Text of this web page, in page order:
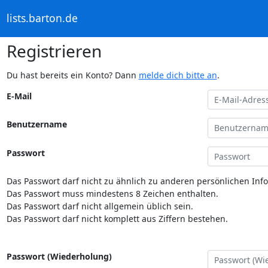
lists.barton.de
Registrieren
Du hast bereits ein Konto? Dann melde dich bitte an.
E-Mail
Benutzername
Passwort
Das Passwort darf nicht zu ähnlich zu anderen persönlichen
Das Passwort muss mindestens 8 Zeichen enthalten.
Das Passwort darf nicht allgemein üblich sein.
Das Passwort darf nicht komplett aus Ziffern bestehen.
Passwort (Wiederholung)